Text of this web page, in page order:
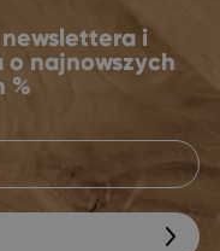
i
najnowszych
%